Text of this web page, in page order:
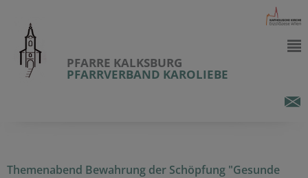
PFARRE KALKSBURG
PFARRVERBAND KAROLIEBE
Themenabend Bewahrung der Schöpfung "Gesunde